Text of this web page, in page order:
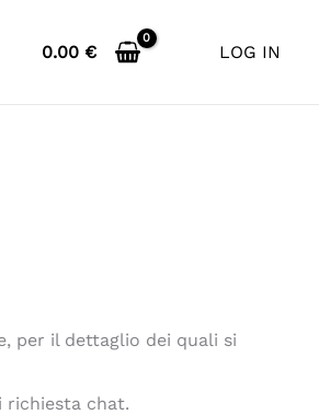
0.00 € LOG IN
per il dettaglio dei quali si
richiesta chat.